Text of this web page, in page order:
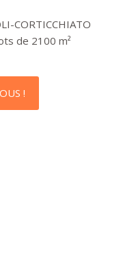
CORTICCHIATO
de 2100 m²
!